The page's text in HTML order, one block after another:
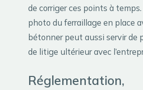
de corriger ces points à
photo du ferraillage en place
bétonner peut aussi servir de
de litige ultérieur avec
Réglementation,